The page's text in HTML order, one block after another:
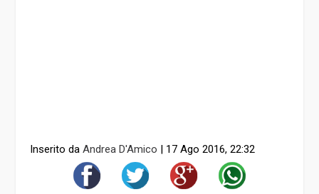
Inserito daAndrea D'Amico 17 Ago 2016, 22:32